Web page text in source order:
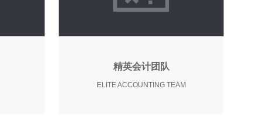
精英会计团队
ELITE ACCOUNTING TEAM